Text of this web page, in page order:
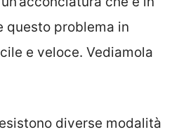
questo problema in
e veloce. Vediamola
diverse modalità